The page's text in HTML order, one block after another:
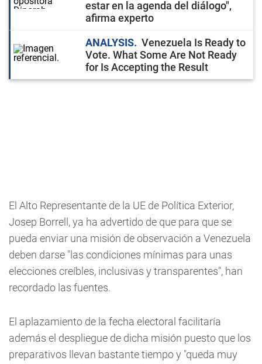
estar en la agenda del diálogo",
afirma experto
ANALYSIS
Venezuela Is Ready to
Vote. What Some Are Not Ready
for Is Accepting the Result
El Alto Representante de la UE de Política Exterior,
Josep Borrell, ya ha advertido de que para que se
pueda enviar una misión de observación a Venezuela
deben darse "las condiciones mínimas para unas
elecciones creíbles, inclusivas y transparentes", han
recordado las fuentes.
El aplazamiento de la fecha electoral facilitaría
además el despliegue de dicha misión puesto que los
preparativos llevan bastante tiempo y "queda muy